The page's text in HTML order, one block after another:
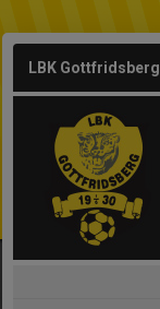
LBK Gottfridsberg